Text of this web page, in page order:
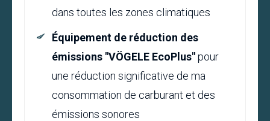
dans toutes les zones climatiques
Équipement de réduction des
émissions "VÖGELE EcoPlus"pour
une réduction significative de ma
consommation de carburant et des
émissions sonores